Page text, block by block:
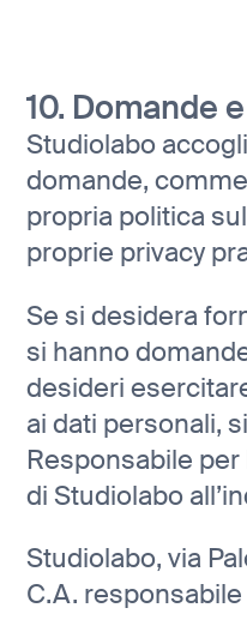
10. Domande
Studiolabo
domande,
propria politica
proprie privacy
Se si desidera
si hanno
desideri
ai dati personali,
Responsabile
di Studiolabo
Studiolabo, via
C.A. responsabile